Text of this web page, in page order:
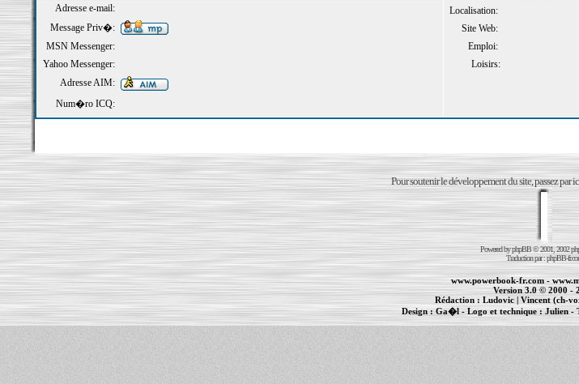
Localisation:
Site Web:
Emploi:
Loisirs:
Adresse e-mail:
Message Priv�:
MSN Messenger:
Yahoo Messenger:
Adresse AIM:
Num�ro ICQ:
Pour soutenir le développement du site, passez par
Powered byphpBB© 2001, 2002
Traduction par :phpBB-
www.powerbook-fr.com -
Version 3.0 © 2000 -
Rédaction : Ludovic|Vincent (ch-
Design :Ga�l- Logo et technique :Julien -
|